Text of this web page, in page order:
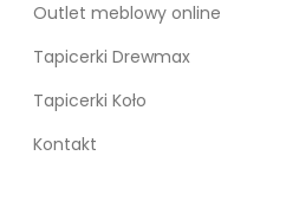
Outlet meblowy online
Tapicerki Drewmax
Tapicerki Koło
Kontakt